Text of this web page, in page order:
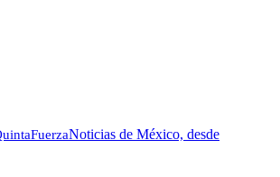
FuerzaNoticias de México, desde